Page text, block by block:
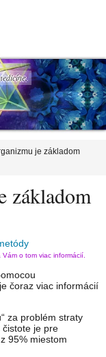
je základom
základom
o tom viac informácií.
čoraz viac informácií
za problém straty
je pre
95% miestom